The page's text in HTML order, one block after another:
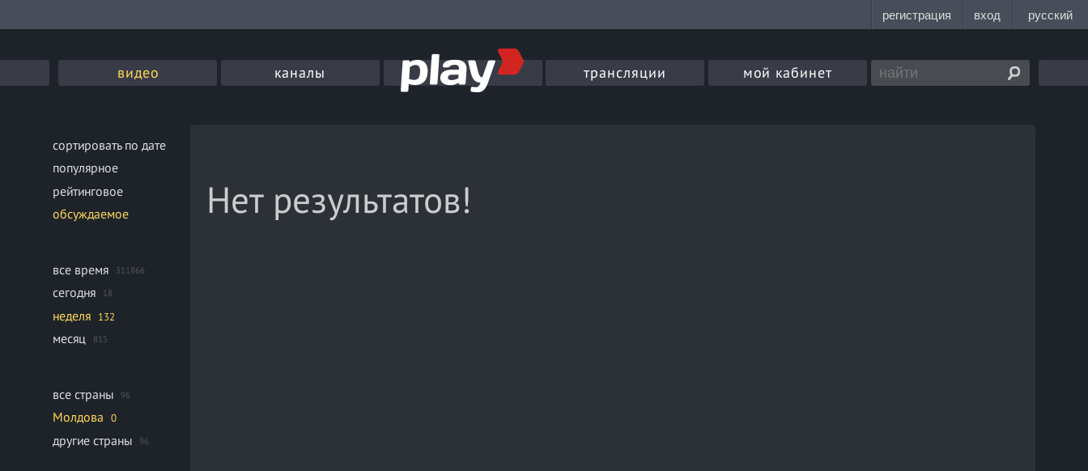
видео каналы трансляции мой кабинет
сортировать по дате
популярное
рейтинговое
обсуждаемое
все время 311866
сегодня 18
неделя 132
месяц 815
все страны 96
Молдова 0
другие страны 96
Нет результатов!